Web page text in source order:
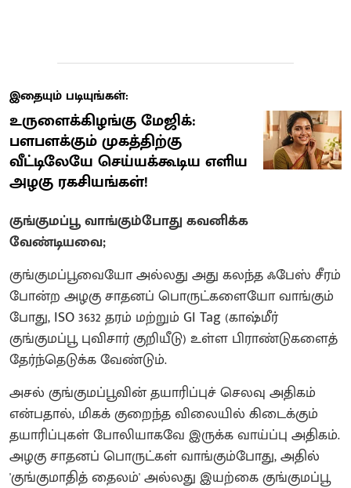
இதையும் படியுங்கள்:
உருளைக்கிழங்கு மேஜிக்:
பளபளக்கும் முகத்திற்கு
வீட்டிலேயே செய்யக்கூடிய எளிய
அழகு ரகசியங்கள்!
குங்குமப்பூ வாங்கும்போது கவனிக்க
வேண்டியவை;
குங்குமப்பூவையோ அல்லது அது கலந்த ஃபேஸ் சீரம்
போன்ற அழகு சாதனப் பொருட்களையோ வாங்கும்
போது, ISO 3632 தரம் மற்றும் GI Tag (காஷ்மீர்
குங்குமப்பூ புவிசார் குறியீடு) உள்ள பிராண்டுகளைத்
தேர்ந்தெடுக்க வேண்டும்.
அசல் குங்குமப்பூவின் தயாரிப்புச் செலவு அதிகம்
என்பதால், மிகக் குறைந்த விலையில் கிடைக்கும்
தயாரிப்புகள் போலியாகவே இருக்க வாய்ப்பு அதிகம்.
அழகு சாதனப் பொருட்கள் வாங்கும்போது, அதில்
'குங்குமாதித் தைலம்' அல்லது இயற்கை குங்குமப்பூ